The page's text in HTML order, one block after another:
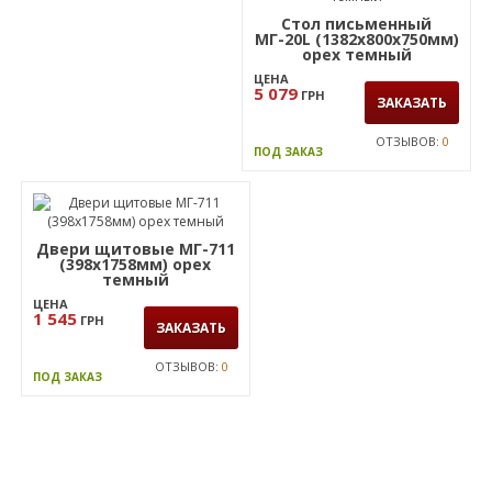
Стол письменный
МГ-20L (1382х800х750мм)
орех темный
ЦЕНА
5 079 ГРН ЗАКАЗАТЬ
ПОД ЗАКАЗ
ОТЗЫВОВ:0
Двери щитовые МГ-711
(398х1758мм) орех
темный
ЦЕНА
1 545 ГРН ЗАКАЗАТЬ
ПОД ЗАКАЗ
ОТЗЫВОВ:0